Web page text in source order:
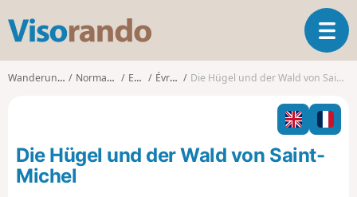
s
o
o
T
o
g
l
n
Wanderungen Normandie Eure Évreux Die Hügel und der Wald von Saint-Michel
Die Hügel und der Wald von Saint-
Michel